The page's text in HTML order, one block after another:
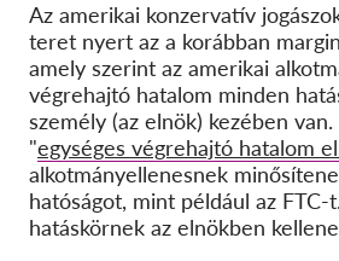
Az amerikai konzervatív
teret nyert az a korábban
amely szerint az amerikai
végrehajtó hatalom minden
személy (az elnök) kezében
"egységes végrehajtó hatalom
alkotmányellenesnek
hatóságot, mint például az FTC-
hatáskörnek az elnökben